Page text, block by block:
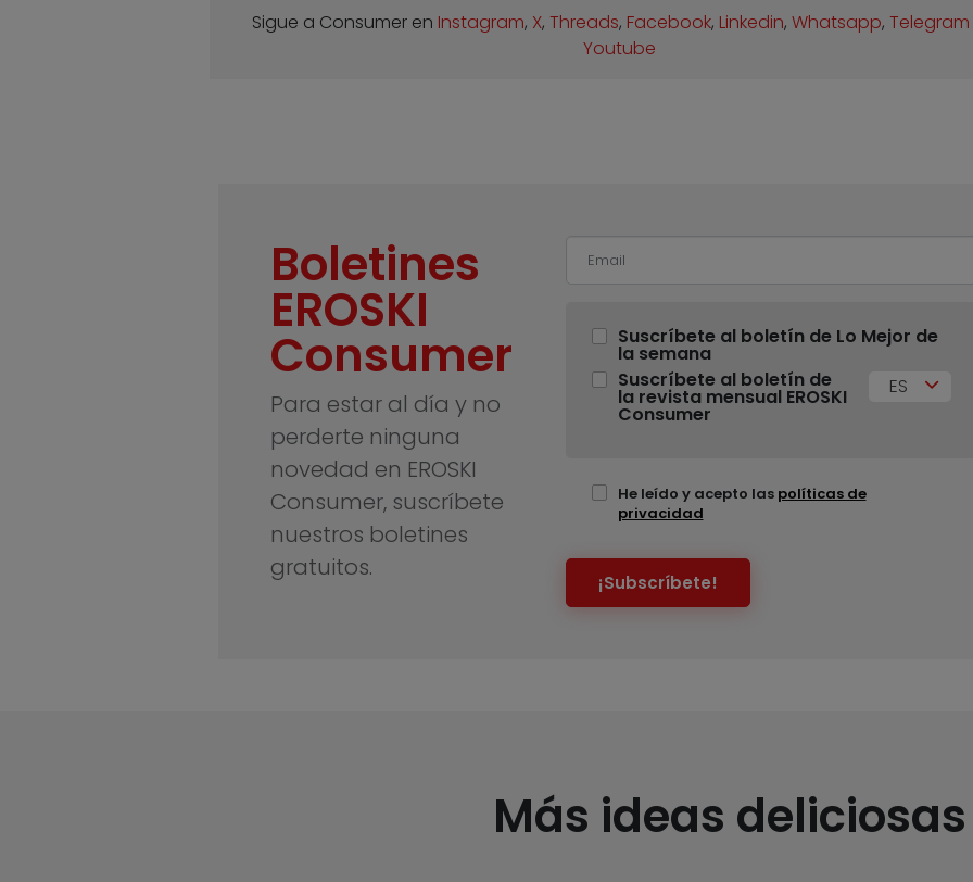
Sigue a Consumer en Instagram, X,Threads, Facebook, Linkedin,Whatsapp,Telegram
Youtube
Boletines
EROSKI
Consumer
Para estar al día y no
perderte ninguna
novedad en EROSKI
Consumer, suscríbete
nuestros boletines
gratuitos.
Suscríbete al boletín de Lo Mejor de
la semana
Suscríbete al boletín de
la revista mensual EROSKI
Consumer
ES
He leído y acepto las políticas de
privacidad
¡Subscríbete!
Más ideas deliciosas